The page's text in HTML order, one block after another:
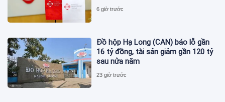
6 giờ trước
Đồ hộp Hạ Long (CAN) báo lỗ gần
16 tỷ đồng, tài sản giảm gần 120 tỷ
sau nửa năm
23 giờ trước